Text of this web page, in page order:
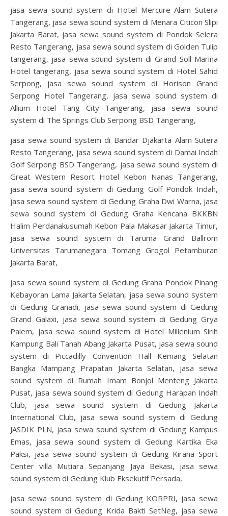
jasa sewa sound system di Hotel Mercure Alam Sutera
Tangerang, jasa sewa sound system di Menara Citicon Slipi
Jakarta Barat, jasa sewa sound system di Pondok Selera
Resto Tangerang, jasa sewa sound system di Golden Tulip
tangerang, jasa sewa sound system di Grand Soll Marina
Hotel tangerang, jasa sewa sound system di Hotel Sahid
Serpong, jasa sewa sound system di Horison Grand
Serpong Hotel Tangerang, jasa sewa sound system di
Allium Hotel Tang City Tangerang, jasa sewa sound
system di The Springs Club Serpong BSD Tangerang,
jasa sewa sound system di Bandar Djakarta Alam Sutera
Resto Tangerang, jasa sewa sound system di Damai Indah
Golf Serpong BSD Tangerang, jasa sewa sound system di
Great Western Resort Hotel Kebon Nanas Tangerang,
jasa sewa sound system di Gedung Golf Pondok Indah,
jasa sewa sound system di Gedung Graha Dwi Warna, jasa
sewa sound system di Gedung Graha Kencana BKKBN
Halim Perdanakusumah Kebon Pala Makasar Jakarta Timur,
jasa sewa sound system di Taruma Grand Ballrom
Universitas Tarumanegara Tomang Grogol Petamburan
Jakarta Barat,
jasa sewa sound system di Gedung Graha Pondok Pinang
Kebayoran Lama Jakarta Selatan, jasa sewa sound system
di Gedung Granadi, jasa sewa sound system di Gedung
Grand Galaxi, jasa sewa sound system di Gedung Grya
Palem, jasa sewa sound system di Hotel Millenium Sirih
Kampung Bali Tanah Abang Jakarta Pusat, jasa sewa sound
system di Piccadilly Convention Hall Kemang Selatan
Bangka Mampang Prapatan Jakarta Selatan, jasa sewa
sound system di Rumah Imam Bonjol Menteng Jakarta
Pusat, jasa sewa sound system di Gedung Harapan Indah
Club, jasa sewa sound system di Gedung Jakarta
International Club, jasa sewa sound system di Gedung
JASDIK PLN, jasa sewa sound system di Gedung Kampus
Emas, jasa sewa sound system di Gedung Kartika Eka
Paksi, jasa sewa sound system di Gedung Kirana Sport
Center villa Mutiara Sepanjang Jaya Bekasi, jasa sewa
sound system di Gedung Klub Eksekutif Persada,
jasa sewa sound system di Gedung KORPRI, jasa sewa
sound system di Gedung Krida Bakti SetNeg, jasa sewa